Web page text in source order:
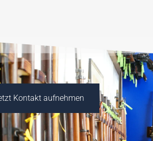
Kontakt aufnehmen